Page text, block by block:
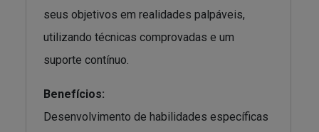
seus objetivos em realidades palpáveis,
utilizando técnicas comprovadas e um
suporte contínuo.
Benefícios:
Desenvolvimento de habilidades específicas